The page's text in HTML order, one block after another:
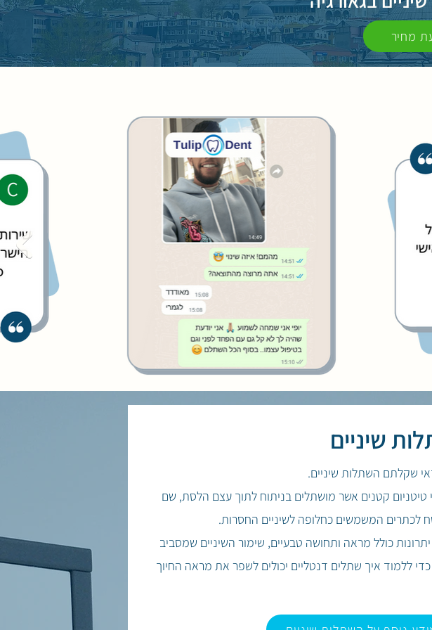
מחיר
שיניים
שקלתם השתלות שיניים.
טיטניום קטנים אשר מושתלים בניתוח לתוך עצם הלסת, שם
לכתרים המשמשים כחלופה לשיניים החסרות.
כולל מראה ותחושה טבעיים, שימור השיניים שמסביב
ללמוד איך שתלים דנטליים יכולים לשפר את מראה החיוך